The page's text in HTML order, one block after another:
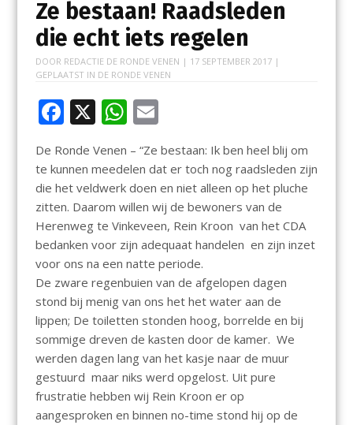
Ze bestaan! Raadsleden
die echt iets regelen
DOOR REDACTIE DE RONDE VENEN | 17 SEPTEMBER 2017|
GEPLAATST IN DE RONDE VENEN
F
ac
e
b
o
o
k
X W
at
s
A
p
p
E
m
ai
l
De Ronde Venen – “Ze bestaan: Ik ben heel blij om
te kunnen meedelen dat er toch nog raadsleden zijn
die het veldwerk doen en niet alleen op het pluche
zitten. Daarom willen wij de bewoners van de
Herenweg te Vinkeveen, Rein Kroon van het CDA
bedanken voor zijn adequaat handelen en zijn inzet
voor ons na een natte periode.
De zware regenbuien van de afgelopen dagen
stond bij menig van ons het het water aan de
lippen; De toiletten stonden hoog, borrelde en bij
sommige dreven de kasten door de kamer. We
werden dagen lang van het kasje naar de muur
gestuurd maar niks werd opgelost. Uit pure
frustratie hebben wij Rein Kroon er op
aangesproken en binnen no-time stond hij op de